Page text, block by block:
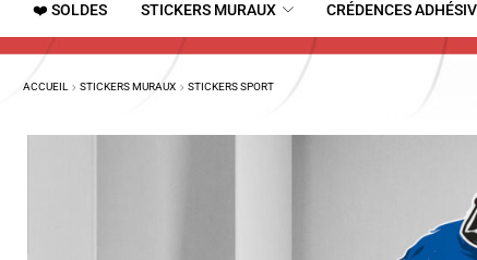
❤️ SOLDES STICKERS MURAUX CRÉDENCES
ACCUEIL STICKERS MURAUX STICKERS SPORT